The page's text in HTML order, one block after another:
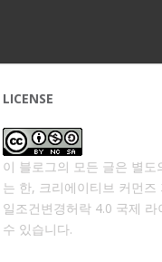
LICENSE
이 블로그의 모든 글은 별도
는 한, 크리에이티브 커먼
일조건변경허락 4.0 국제 라
수 있습니다.